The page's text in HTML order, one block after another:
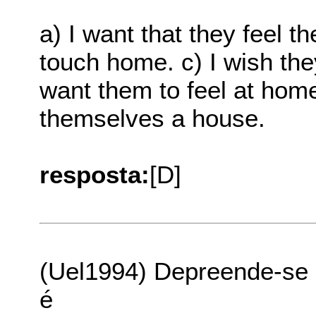
a) I want that they feel
touch home. c) I wish
want them to feel at
themselves a house.
resposta:[D]
(Uel1994) Depreende-
é